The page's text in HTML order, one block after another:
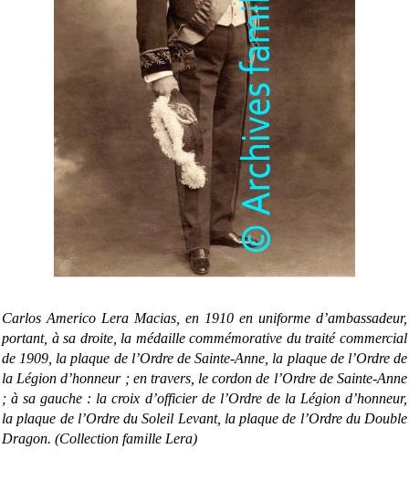
Carlos Americo Lera Macias, en 1910 en uniforme d’ambassadeur,
portant, à sa droite, la médaille commémorative du traité commercial
de 1909, la plaque de l’Ordre de Sainte-Anne, la plaque de l’Ordre de
la Légion d’honneur ; en travers, le cordon de l’Ordre de Sainte-Anne
; à sa gauche : la croix d’officier de l’Ordre de la Légion d’honneur,
la plaque de l’Ordre du Soleil Levant, la plaque de l’Ordre du Double
Dragon. (Collection famille Lera)